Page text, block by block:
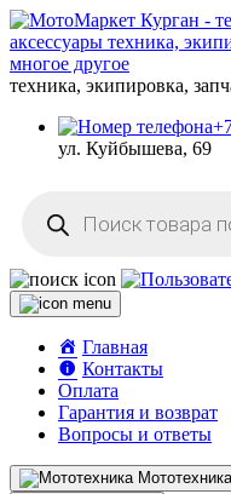
техника, экипировка,
ул. Куйбышева, 69
товаров
Главная
Контакты
Оплата
Гарантия и возврат
Вопросы и ответы
Мототехника